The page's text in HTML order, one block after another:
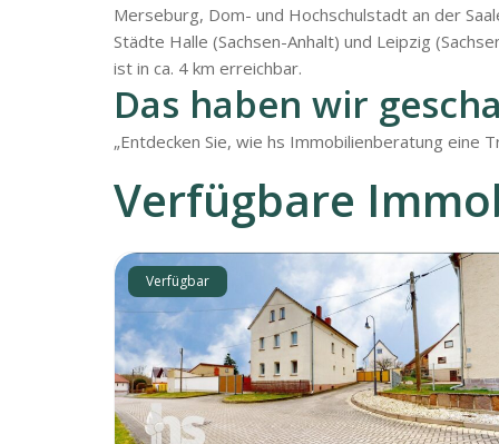
Merseburg, Dom- und Hochschulstadt an der
Städte Halle (Sachsen-Anhalt) und Leipzig
ist in ca. 4 km erreichbar.
Das haben wir
„Entdecken Sie, wie hs Immobilienberatung eine
Verfügbare
Verfügbar